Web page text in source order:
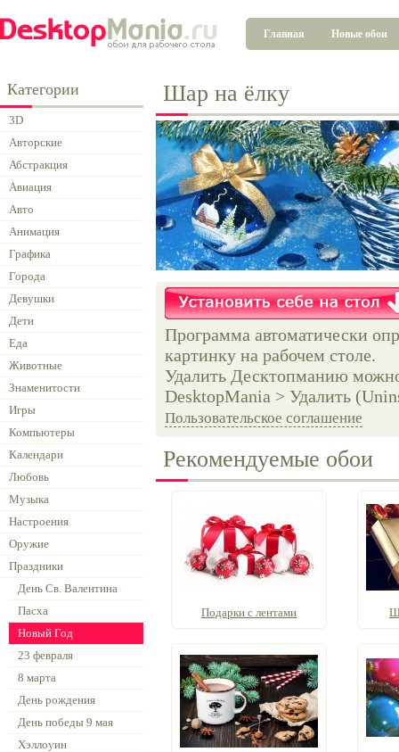
Главная Новые обои
Категории
3D
Авторские
Абстракция
Авиация
Авто
Анимация
Графика
Города
Девушки
Дети
Еда
Животные
Знаменитости
Игры
Компьютеры
Календари
Любовь
Музыка
Настроения
Оружие
Праздники
День Св. Валентина
Пасха
Новый Год
23 февраля
8 марта
День рождения
День победы 9 мая
Хэллоуин
Шар на ёлку
Программа автоматически
картинку на рабочем столе.
Удалить Десктопманию
DesktopMania > Удалить
Пользовательское соглашение
Рекомендуемые обои
Подарки с лентами